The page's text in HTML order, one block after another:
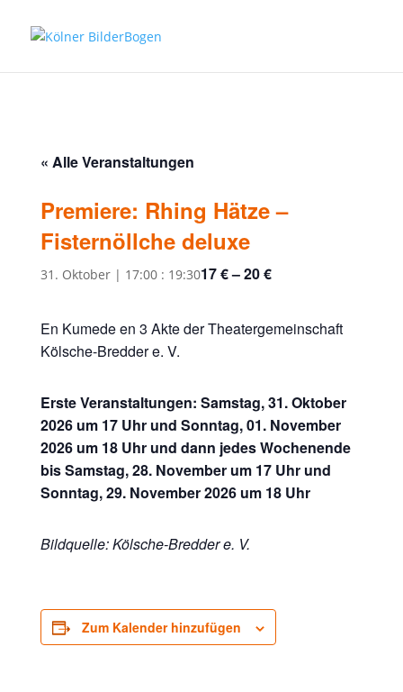
« Alle Veranstaltungen
Premiere: Rhing Hätze –
Fisternöllche deluxe
31. Oktober | 17:00: 19:3017 € – 20 €
En Kumede en 3 Akte der Theatergemeinschaft
Kölsche-Bredder e. V.
Erste Veranstaltungen: Samstag, 31. Oktober
2026 um 17 Uhr und Sonntag, 01. November
2026 um 18 Uhr und dann jedes Wochenende
bis Samstag, 28. November um 17 Uhr und
Sonntag, 29. November 2026 um 18 Uhr
Bildquelle: Kölsche-Bredder e. V.
Zum Kalender hinzufügen